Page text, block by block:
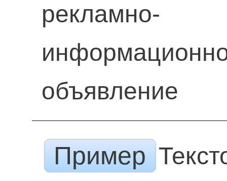
рекламно-
объявление
Пример